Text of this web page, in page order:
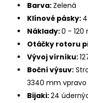
Barva: Zelená
Klínové pásky:
Náklady:0 - 120
Otáčky rotoru
Vývoj vírníku:
Boční výsuv:
3340 mm
Bijaki:24